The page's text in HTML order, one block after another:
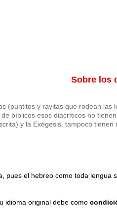
Sobre los
(puntitos y rayitas que rodean
bíblicos esos diacríticos no
y la Exégesis, tampoco tienen
pues el hebreo como toda
idioma original debe como